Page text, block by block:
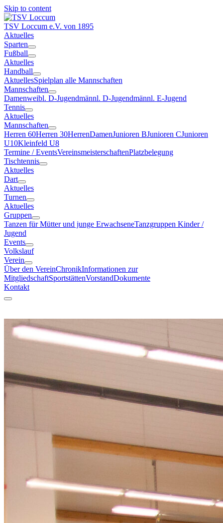
Skip to content
TSV Loccum e.V. von 1895
Aktuelles
Sparten
Fußball
Aktuelles
Handball
AktuellesSpielplan alle Mannschaften
Mannschaften
Damenweibl. D-Jugendmännl. D-Jugendmännl. E-Jugend
Tennis
Aktuelles
Mannschaften
Herren 60Herren 30HerrenDamenJunioren BJunioren CJunioren
U10Kleinfeld U8
Termine / EventsVereinsmeisterschaftenPlatzbelegung
Tischtennis
Aktuelles
Dart
Aktuelles
Turnen
Aktuelles
Gruppen
Tanzen für Mütter und junge ErwachseneTanzgruppen Kinder /
Jugend
Events
Volkslauf
Verein
Über den VereinChronikInformationen zur
MitgliedschaftSportstättenVorstandDokumente
Kontakt